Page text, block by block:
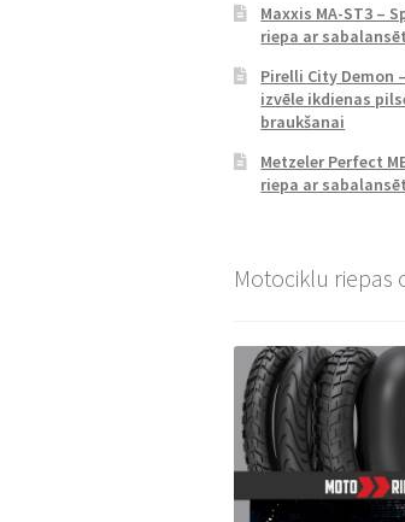
Maxxis MA-ST3 –
riepa ar
Pirelli City Demon
izvēle ikdienas
braukšanai
Metzeler Perfect
riepa ar
Motociklu riepas